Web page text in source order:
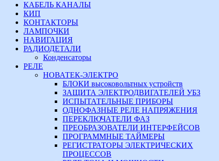
КАБЕЛЬ КАНАЛЫ
КИП
КОНТАКТОРЫ
ЛАМПОЧКИ
НАВИГАЦИЯ
РАДИОДЕТАЛИ
Конденсаторы
РЕЛЕ
НОВАТЕК-ЭЛЕКТРО
БЛОКИ высоковольтных устройств
ЗАЩИТА ЭЛЕКТРОДВИГАТЕЛЕЙ УБЗ
ИСПЫТАТЕЛЬНЫЕ ПРИБОРЫ
ОДНОФАЗНЫЕ РЕЛЕ НАПРЯЖЕНИЯ
ПЕРЕКЛЮЧАТЕЛИ ФАЗ
ПРЕОБРАЗОВАТЕЛИ ИНТЕРФЕЙСОВ
ПРОГРАММНЫЕ ТАЙМЕРЫ
РЕГИСТРАТОРЫ ЭЛЕКТРИЧЕСКИХ
ПРОЦЕССОВ